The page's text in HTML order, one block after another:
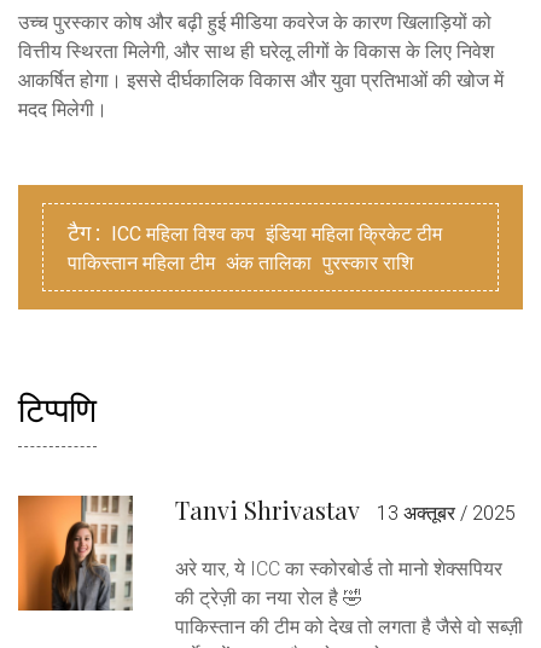
उच्च पुरस्कार कोष और बढ़ी हुई मीडिया कवरेज के कारण खिलाड़ियों को
वित्तीय स्थिरता मिलेगी, और साथ ही घरेलू लीगों के विकास के लिए निवेश
आकर्षित होगा। इससे दीर्घकालिक विकास और युवा प्रतिभाओं की खोज में
मदद मिलेगी।
टैग : ICC महिला विश्व कप इंडिया महिला क्रिकेट टीम
पाकिस्तान महिला टीम अंक तालिका पुरस्कार राशि
टिप्पणि
Tanvi Shrivastav 13 अक्तूबर / 2025
अरे यार, ये ICC का स्कोरबोर्ड तो मानो शेक्सपियर
की ट्रेज़ी का नया रोल है 🤣
पाकिस्तान की टीम को देख तो लगता है जैसे वो सब्ज़ी